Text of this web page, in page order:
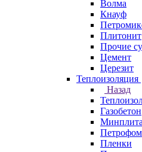
Волма
Кнауф
Плитонит
Прочие
Цемент
Церезит
Теплоизоляция
Назад
Газобетон
Петрофом
Пленки